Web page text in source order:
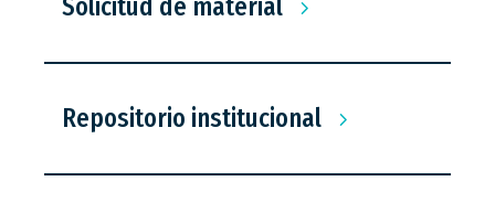
Solicitud de material
Repositorio institucional